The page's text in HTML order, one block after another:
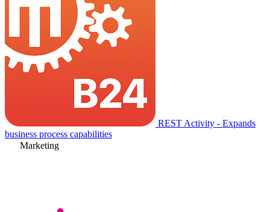
REST Activity - Expands
business process capabilities
Marketing